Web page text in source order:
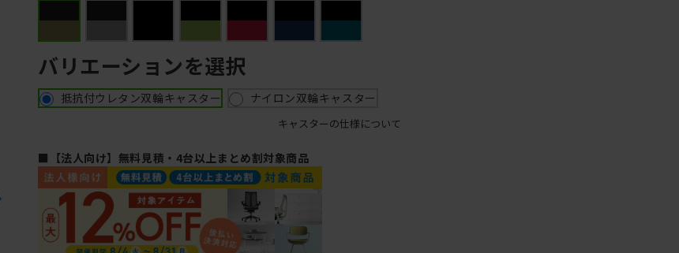
バリエーションを選択
抵抗付ウレタン双輪キャスター ナイロン双輪キャスター
キャスターの仕様について
■【法人向け】無料見積・4台以上まとめ割対象商品